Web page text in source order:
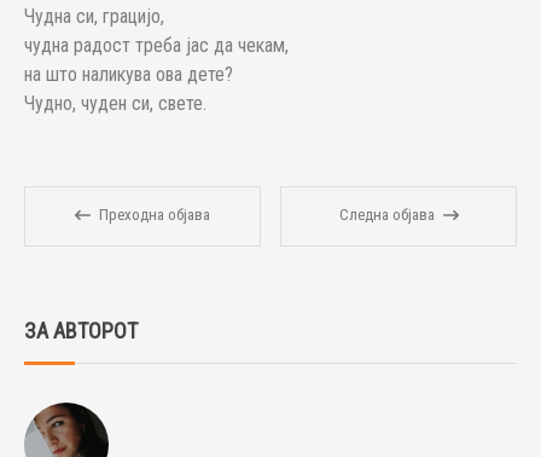
Чудна си, грацијо,
чудна радост треба јас да чекам,
на што наликува ова дете?
Чудно, чуден си, свете.
Преходна објава Следна објава
ЗА АВТОРОТ